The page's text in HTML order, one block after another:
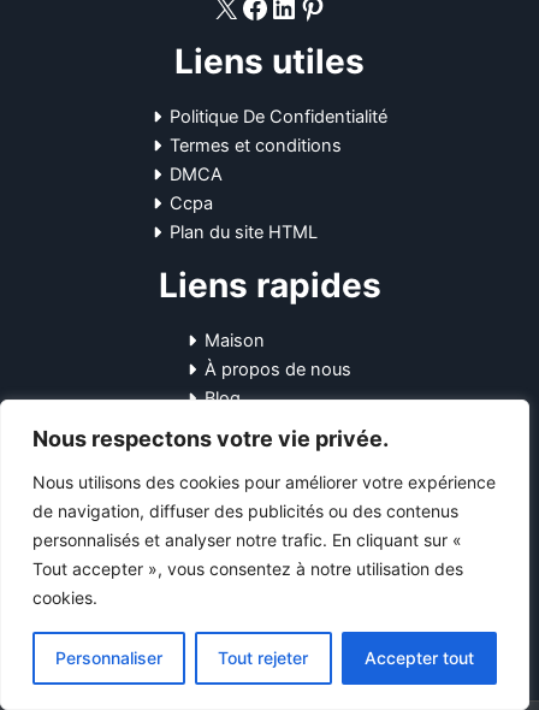
Nous respectons votre vie privée.
Nous utilisons des cookies pour améliorer votre expérience
de navigation, diffuser des publicités ou des contenus
personnalisés et analyser notre trafic. En cliquant sur «
Tout accepter », vous consentez à notre utilisation des
cookies.
Personnaliser Tout rejeter Accepter tout
Liens utiles
Politique De Confidentialité
Termes et conditions
DMCA
Ccpa
Plan du site HTML
Liens rapides
Maison
À propos de nous
Blog
Contactez-nous
Coordonnées
10-12 Pl. Général Leclerc, 45170
Neuville-aux-Bois, France